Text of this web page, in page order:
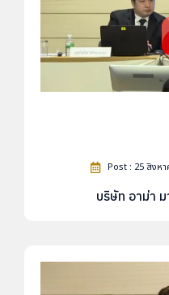
Post : 25 สิงห
บริษัท อาม่า